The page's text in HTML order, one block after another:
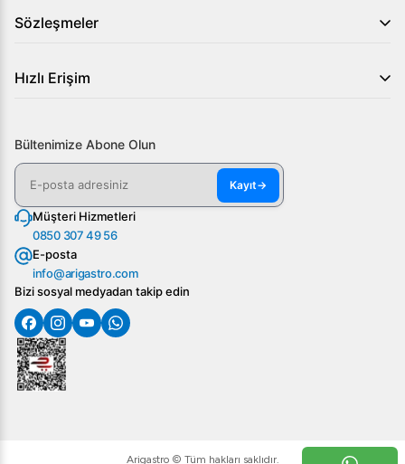
Sözleşmeler
Hızlı Erişim
Bültenimize Abone Olun
Kayıt→
Müşteri Hizmetleri
0850 307 49 56
E-posta
info@arigastro.com
Bizi sosyal medyadan takip edin
Arigastro © Tüm hakları saklıdır.